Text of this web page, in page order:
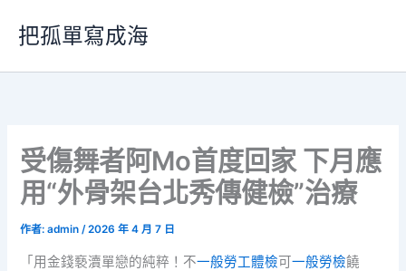
要
把孤單寫成海
受傷舞者阿Mo首度回家 下月應
用“外骨架台北秀傳健檢”治療
作者:admin/2026 年 4 月 7 日
「用金錢褻瀆單戀的純粹！不一般勞工體檢可一般勞檢饒